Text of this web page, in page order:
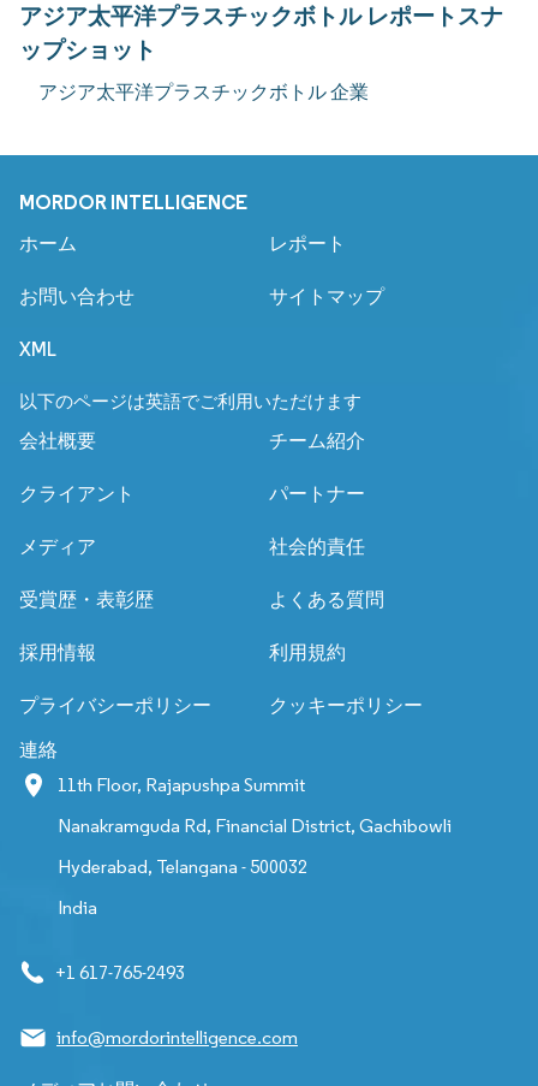
アジア太平洋プラスチックボトル レポートスナ
ップショット
アジア太平洋プラスチックボトル 企業
MORDOR INTELLIGENCE
ホーム レポート
お問い合わせ サイトマップ
XML
以下のページは英語でご利用いただけます
会社概要
チーム紹介
クライアント パートナー
メディア 社会的責任
受賞歴・表彰歴 よくある質問
採用情報 利用規約
プライバシーポリシー クッキーポリシー
連絡
11th Floor, Rajapushpa Summit
Nanakramguda Rd, Financial District, Gachibowli
Hyderabad, Telangana - 500032
India
+1 617-765-2493
info@mordorintelligence.com